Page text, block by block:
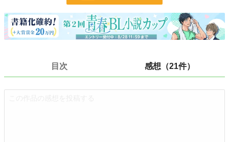
⚠️注意⚠️ この世界の赤子が話し出すのは1歳程ですごく早く、現実とは異なり
ます。
人物紹介の瞳の色の後ろにある( )は、宝石✨️の名前で️す。良ければ調べてみて
BL 4,256 位 / 31,454 件
目次 感想（21件）